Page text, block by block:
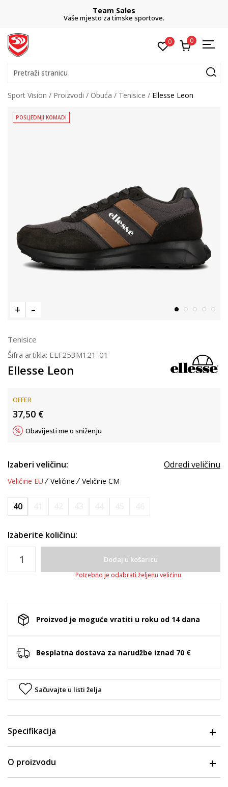
Team Sales
Vaše mjesto za timske sportove.
0 0
Pretraži stranicu
Sport Vision Proizvodi Obuća Tenisice Ellesse Leon
POSLJEDNJI KOMADI
Tenisice
Šifra artikla: ELF253M121-01
Ellesse Leon
OFFER
37,50 €
Obavijesti me o sniženju
Izaberi veličinu: Odredi veličinu
Veličine EU Veličine Veličine CM
40
Izaberite količinu:
Dodaj u košaricu
Potrebno je odabrati željenu veličinu
Proizvod je moguće vratiti u roku od 14 dana
Besplatna dostava za narudžbe iznad 70 €
Sačuvajte u listi želja
Specifikacija
O proizvodu